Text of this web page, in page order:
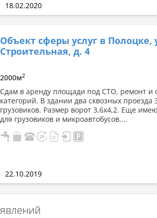
18.02.2020
Объект сферы услуг в Полоцке,
Строительная, д. 4
2000м2
Сдам в аренду площади под СТО, ремонт и
категорий. В здании два сквозных
грузовиков. Размер ворот 3,6х4,2. Еще
для грузовиков и микроавтобусов....
22.10.2019